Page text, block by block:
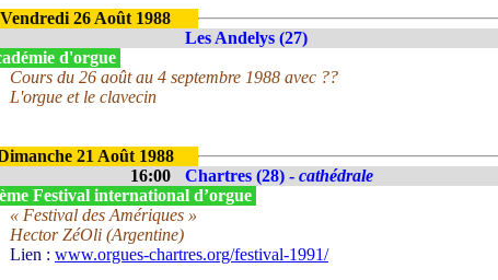
Vendredi 26 Août 1988
Les Andelys (27)
d'orgue
Cours du 26 août au 4 septembre 1988 avec ??
L'orgue et le clavecin
21 Août 1988
16:00
Chartres (28) - cathédrale
Festival international d’orgue
« Festival des Amériques »
Hector ZéOli (Argentine)
Lien : www.orgues-chartres.org/festival-1991/